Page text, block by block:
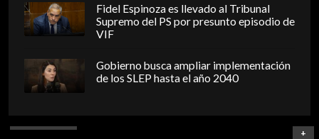
Fidel Espinoza es llevado al Tribunal
Supremo del PS por presunto episodio de
VIF
Gobierno busca ampliar implementación
de los SLEP hasta el año 2040
+